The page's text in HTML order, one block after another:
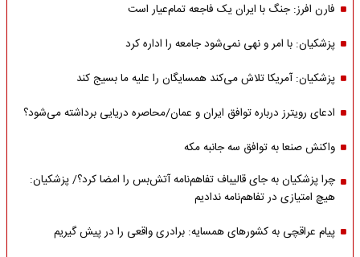
فارن افرز: جنگ با ایران یک فاجعه تمام‌عیار است
پزشکیان: با امر و نهی نمی‌شود جامعه را اداره کرد
پزشکیان: آمریکا تلاش می‌کند همسایگان را علیه ما بسیج کند
ادعای رویترز درباره توافق ایران و عمان/محاصره دریایی برداشته می‌شود؟
واکنش صنعا به توافق سه جانبه مکه
چرا پزشکیان به جای قالیباف تفاهم‌نامه آتش‌بس را امضا کرد؟/ پزشکیان:
هیچ امتیازی در تفاهم‌نامه ندادیم
پیام عراقچی به کشورهای همسایه: برادری واقعی را در پیش گیریم